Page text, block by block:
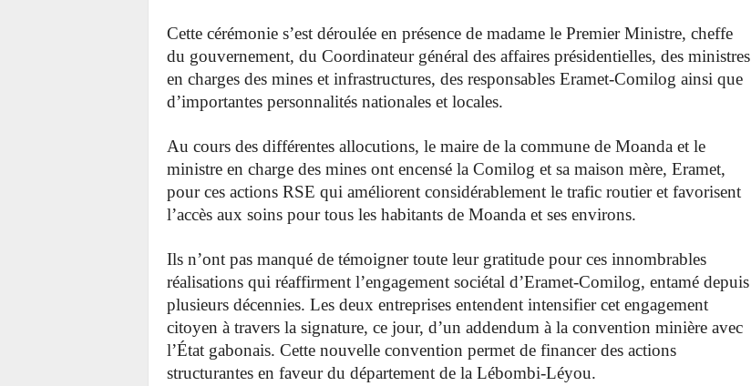
Cette cérémonie s’est déroulée en présence de madame le Premier Ministre, cheffe
du gouvernement, du Coordinateur général des affaires présidentielles, des ministres
en charges des mines et infrastructures, des responsables Eramet-Comilog ainsi que
d’importantes personnalités nationales et locales.
Au cours des différentes allocutions, le maire de la commune de Moanda et le
ministre en charge des mines ont encensé la Comilog et sa maison mère, Eramet,
pour ces actions RSE qui améliorent considérablement le trafic routier et favorisent
l’accès aux soins pour tous les habitants de Moanda et ses environs.
Ils n’ont pas manqué de témoigner toute leur gratitude pour ces innombrables
réalisations qui réaffirment l’engagement sociétal d’Eramet-Comilog, entamé depuis
plusieurs décennies. Les deux entreprises entendent intensifier cet engagement
citoyen à travers la signature, ce jour, d’un addendum à la convention minière avec
l’État gabonais. Cette nouvelle convention permet de financer des actions
structurantes en faveur du département de la Lébombi-Léyou.